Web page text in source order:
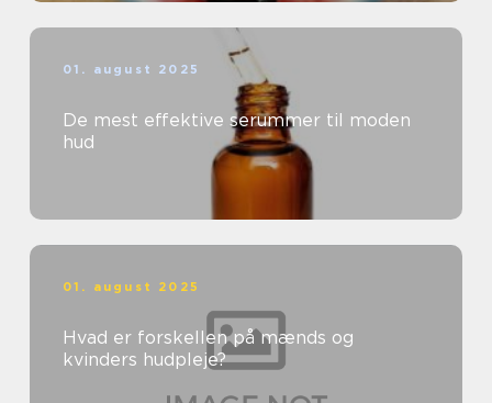
01. august 2025
De mest effektive serummer til moden
hud
01. august 2025
Hvad er forskellen på mænds og
kvinders hudpleje?